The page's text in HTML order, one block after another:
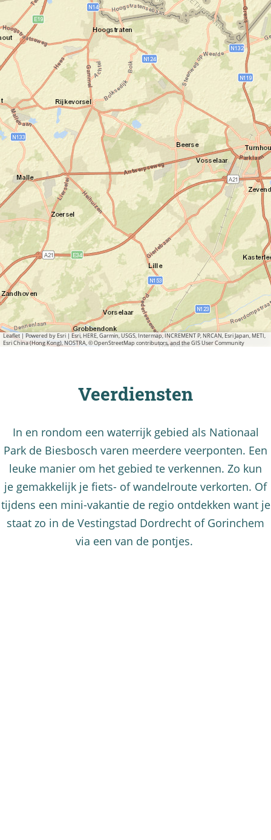
Leaflet | Powered by Esri | Esri, HERE, Garmin, USGS, Intermap, INCREMENT P, NRCAN, Esri Japan, METI,
Esri China (Hong Kong), NOSTRA, © OpenStreetMap contributors, and the GIS User Community
Veerdiensten
In en rondom een waterrijk gebied als Nationaal
Park de Biesbosch varen meerdere veerponten. Een
leuke manier om het gebied te verkennen. Zo kun
je gemakkelijk je fiets- of wandelroute verkorten. Of
tijdens een mini-vakantie de regio ontdekken want je
staat zo in de Vestingstad Dordrecht of Gorinchem
via een van de pontjes.